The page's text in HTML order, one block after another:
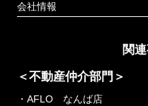
会社情報
関
＜不動産仲介部門＞
・AFLO なんば店